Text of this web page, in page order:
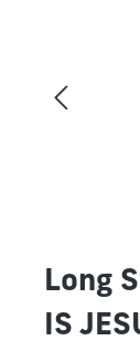
Long
IS